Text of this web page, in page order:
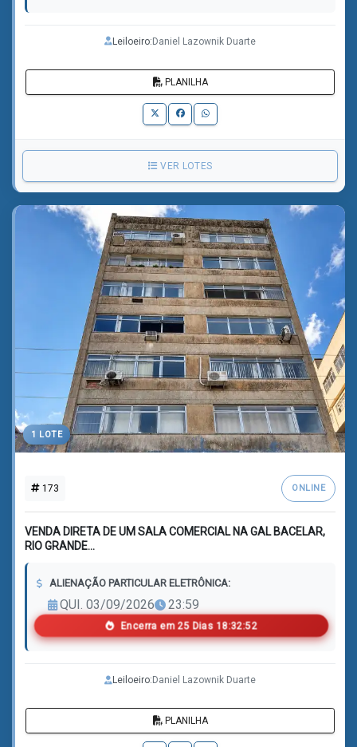
Leiloeiro:Daniel Lazownik Duarte
PLANILHA
VER LOTES
1 LOTE
173 ONLINE
VENDA DIRETA DE UM SALA COMERCIAL NA GAL BACELAR,
RIO GRANDE...
ALIENAÇÃO PARTICULAR ELETRÔNICA:
QUI. 03/09/2026 23:59
Encerra em 25 Dias 18:32:51
Leiloeiro: Daniel Lazownik Duarte
PLANILHA